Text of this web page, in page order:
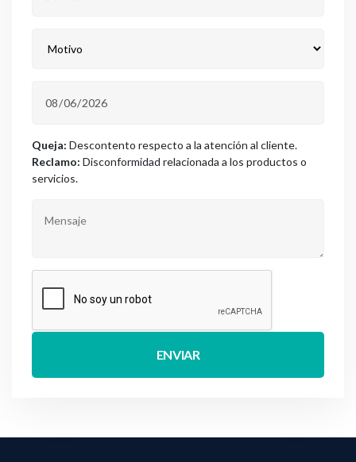
Queja: Descontento respecto a la atención al cliente.
Reclamo: Disconformidad relacionada a los productos o
servicios.
ENVIAR